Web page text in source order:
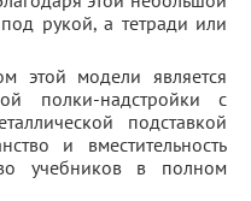
рукой, а тетради или
этой модели является
полки-надстройки с
подставкой
и вместительность
учебников в полном